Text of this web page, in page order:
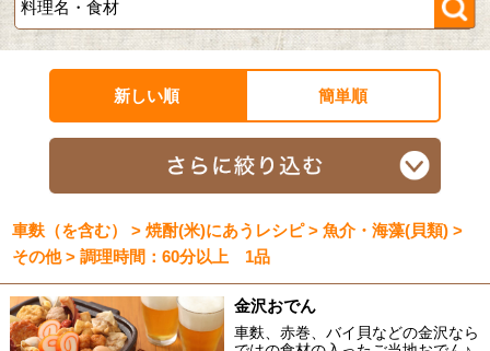
新しい順 簡単順
車麩（を含む） > 焼酎(米)にあうレシピ > 魚介・海藻(貝類) >
その他 > 調理時間：60分以上 1品
金沢おでん
車麩、赤巻、バイ貝などの金沢なら